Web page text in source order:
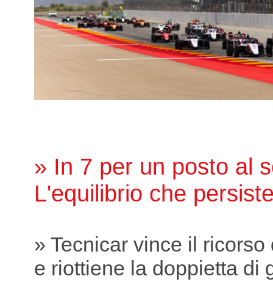
» In 7 per un posto al
L'equilibrio che
» Tecnicar vince il ricorso
e riottiene la doppietta di